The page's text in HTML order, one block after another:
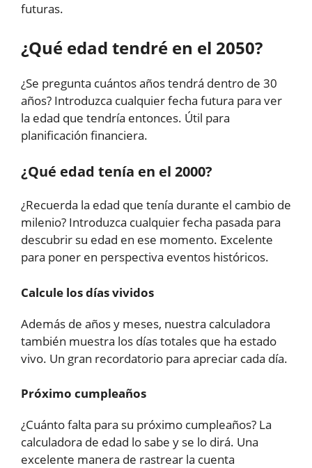
futuras.
¿Qué edad tendré en el 2050?
¿Se pregunta cuántos años tendrá dentro de 30
años? Introduzca cualquier fecha futura para ver
la edad que tendría entonces. Útil para
planificación financiera.
¿Qué edad tenía en el 2000?
¿Recuerda la edad que tenía durante el cambio de
milenio? Introduzca cualquier fecha pasada para
descubrir su edad en ese momento. Excelente
para poner en perspectiva eventos históricos.
Calcule los días vividos
Además de años y meses, nuestra calculadora
también muestra los días totales que ha estado
vivo. Un gran recordatorio para apreciar cada día.
Próximo cumpleaños
¿Cuánto falta para su próximo cumpleaños? La
calculadora de edad lo sabe y se lo dirá. Una
excelente manera de rastrear la cuenta